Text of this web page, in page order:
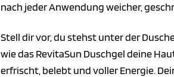
nach jeder Anwendung weicher,
Stell dir vor, du stehst unter der
wie das RevitaSun Duschgel deine
erfrischt, belebt und voller Energie.